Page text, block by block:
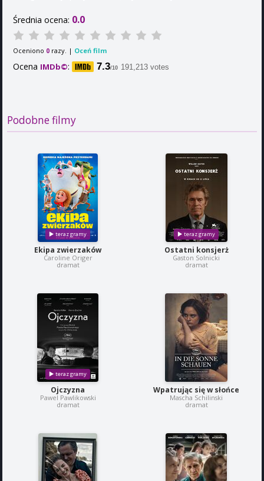
Średnia ocena: 0.0
Oceniono 0 razy. | Oceń film
Ocena IMDb©: 7.3/10 191,213 votes
Podobne filmy
Ekipa zwierzaków
Caroline Origer
dramat
Ostatni konsjerż
Gaston Solnicki
dramat
Ojczyzna
Pawel Pawlikowski
dramat
Wpatrując się w słońce
Mascha Schilinski
dramat